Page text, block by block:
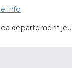
info
département